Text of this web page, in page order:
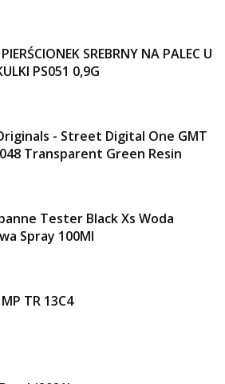
SREBRNY NA PALEC U
PS051 0,9G
- Street Digital One GMT
Transparent Green Resin
Tester Black Xs Woda
Spray 100Ml
TR 13C4